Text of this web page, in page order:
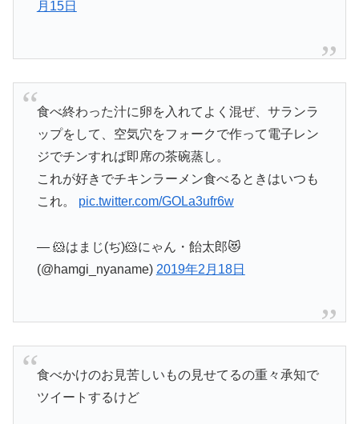
月15日
食べ終わった汁に卵を入れてよく混ぜ、サランラ
ップをして、空気穴をフォークで作って電子レン
ジでチンすれば即席の茶碗蒸し。
これが好きでチキンラーメン食べるときはいつも
これ。 pic.twitter.com/GOLa3ufr6w
— 🐹はまじ(ぢ)🐹にゃん・飴太郎😻
(@hamgi_nyaname) 2019年2月18日
食べかけのお見苦しいもの見せてるの重々承知で
ツイートするけど